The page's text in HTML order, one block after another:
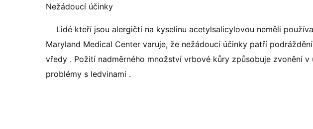
Nežádoucí účinky
Lidé kteří jsou alergičtí na kyselinu acetylsalicylovou neměli
Maryland Medical Center varuje, že nežádoucí účinky patří
vředy . Požití nadměrného množství vrbové kůry způsobuje zvonění v
problémy s ledvinami .